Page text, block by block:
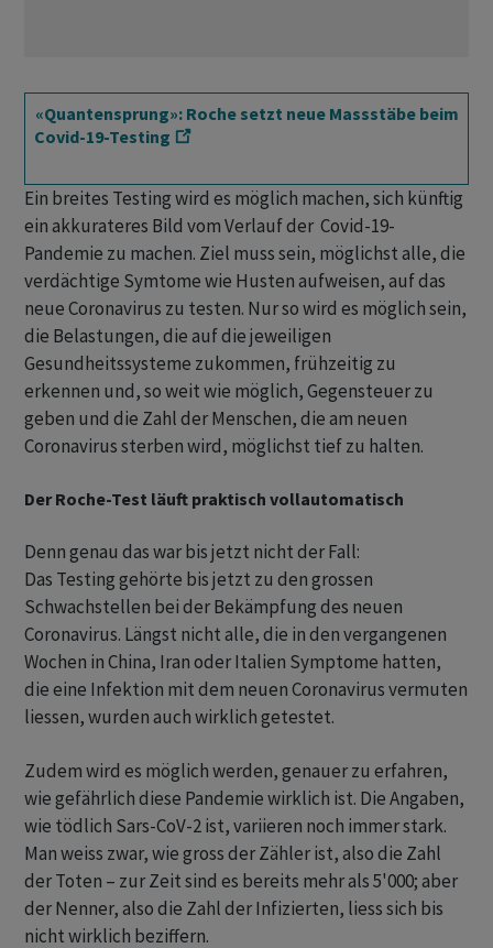
«Quantensprung»: Roche setzt neue Massstäbe beim
Covid-19-Testing
Ein breites Testing wird es möglich machen, sich künftig
ein akkurateres Bild vom Verlauf der Covid-19-
Pandemie zu machen. Ziel muss sein, möglichst alle, die
verdächtige Symtome wie Husten aufweisen, auf das
neue Coronavirus zu testen. Nur so wird es möglich sein,
die Belastungen, die auf die jeweiligen
Gesundheitssysteme zukommen, frühzeitig zu
erkennen und, so weit wie möglich, Gegensteuer zu
geben und die Zahl der Menschen, die am neuen
Coronavirus sterben wird, möglichst tief zu halten.
Der Roche-Test läuft praktisch vollautomatisch
Denn genau das war bis jetzt nicht der Fall:
Das Testing gehörte bis jetzt zu den grossen
Schwachstellen bei der Bekämpfung des neuen
Coronavirus. Längst nicht alle, die in den vergangenen
Wochen in China, Iran oder Italien Symptome hatten,
die eine Infektion mit dem neuen Coronavirus vermuten
liessen, wurden auch wirklich getestet.
Zudem wird es möglich werden, genauer zu erfahren,
wie gefährlich diese Pandemie wirklich ist. Die Angaben,
wie tödlich Sars-CoV-2 ist, variieren noch immer stark.
Man weiss zwar, wie gross der Zähler ist, also die Zahl
der Toten – zur Zeit sind es bereits mehr als 5'000; aber
der Nenner, also die Zahl der Infizierten, liess sich bis
nicht wirklich beziffern.